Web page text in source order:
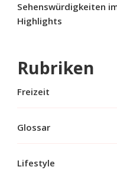
Sehenswürdigkeiten
Highlights
Rubriken
Freizeit
Glossar
Lifestyle